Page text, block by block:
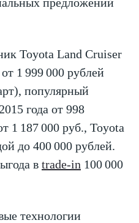
Toyota Land Cruiser
1 999 000 рублей
популярный
года от 998
1 187 000 руб., Toyota
до 400 000 рублей.
в trade-in 100 000
технологии